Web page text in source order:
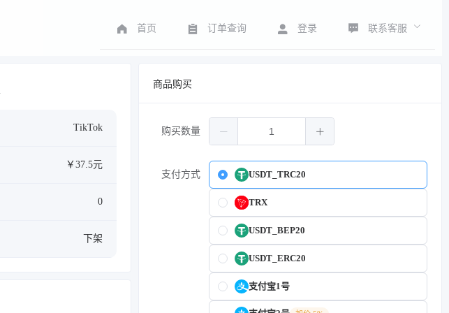
首页 订单查询 登录 联系客服
TikTok
￥37.5元
0
下架
商品购买
购买数量
支付方式 USDT_TRC20
TRX
USDT_BEP20
USDT_ERC20
支付宝1号